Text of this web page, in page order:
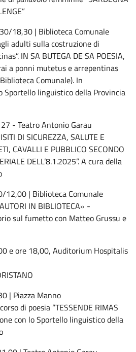
18,30 | Biblioteca Comunale
adulti sulla costruzione di
IN SA BUTEGA DE SA POESIA,
a ponni mutetus e arrepentinas
Comunale). In
Sportello linguistico della Provincia
- Teatro Antonio Garau
DI SICUREZZA, SALUTE E
CAVALLI E PUBBLICO SECONDO
DELL’8.1.2025”. A cura della
12,00 | Biblioteca Comunale
IN BIBLIOTECA» -
sul fumetto con Matteo Grussu e
e ore 18,00, Auditorium Hospitalis
| Piazza Manno
di poesia “TESSENDE RIMAS
con lo Sportello linguistico della